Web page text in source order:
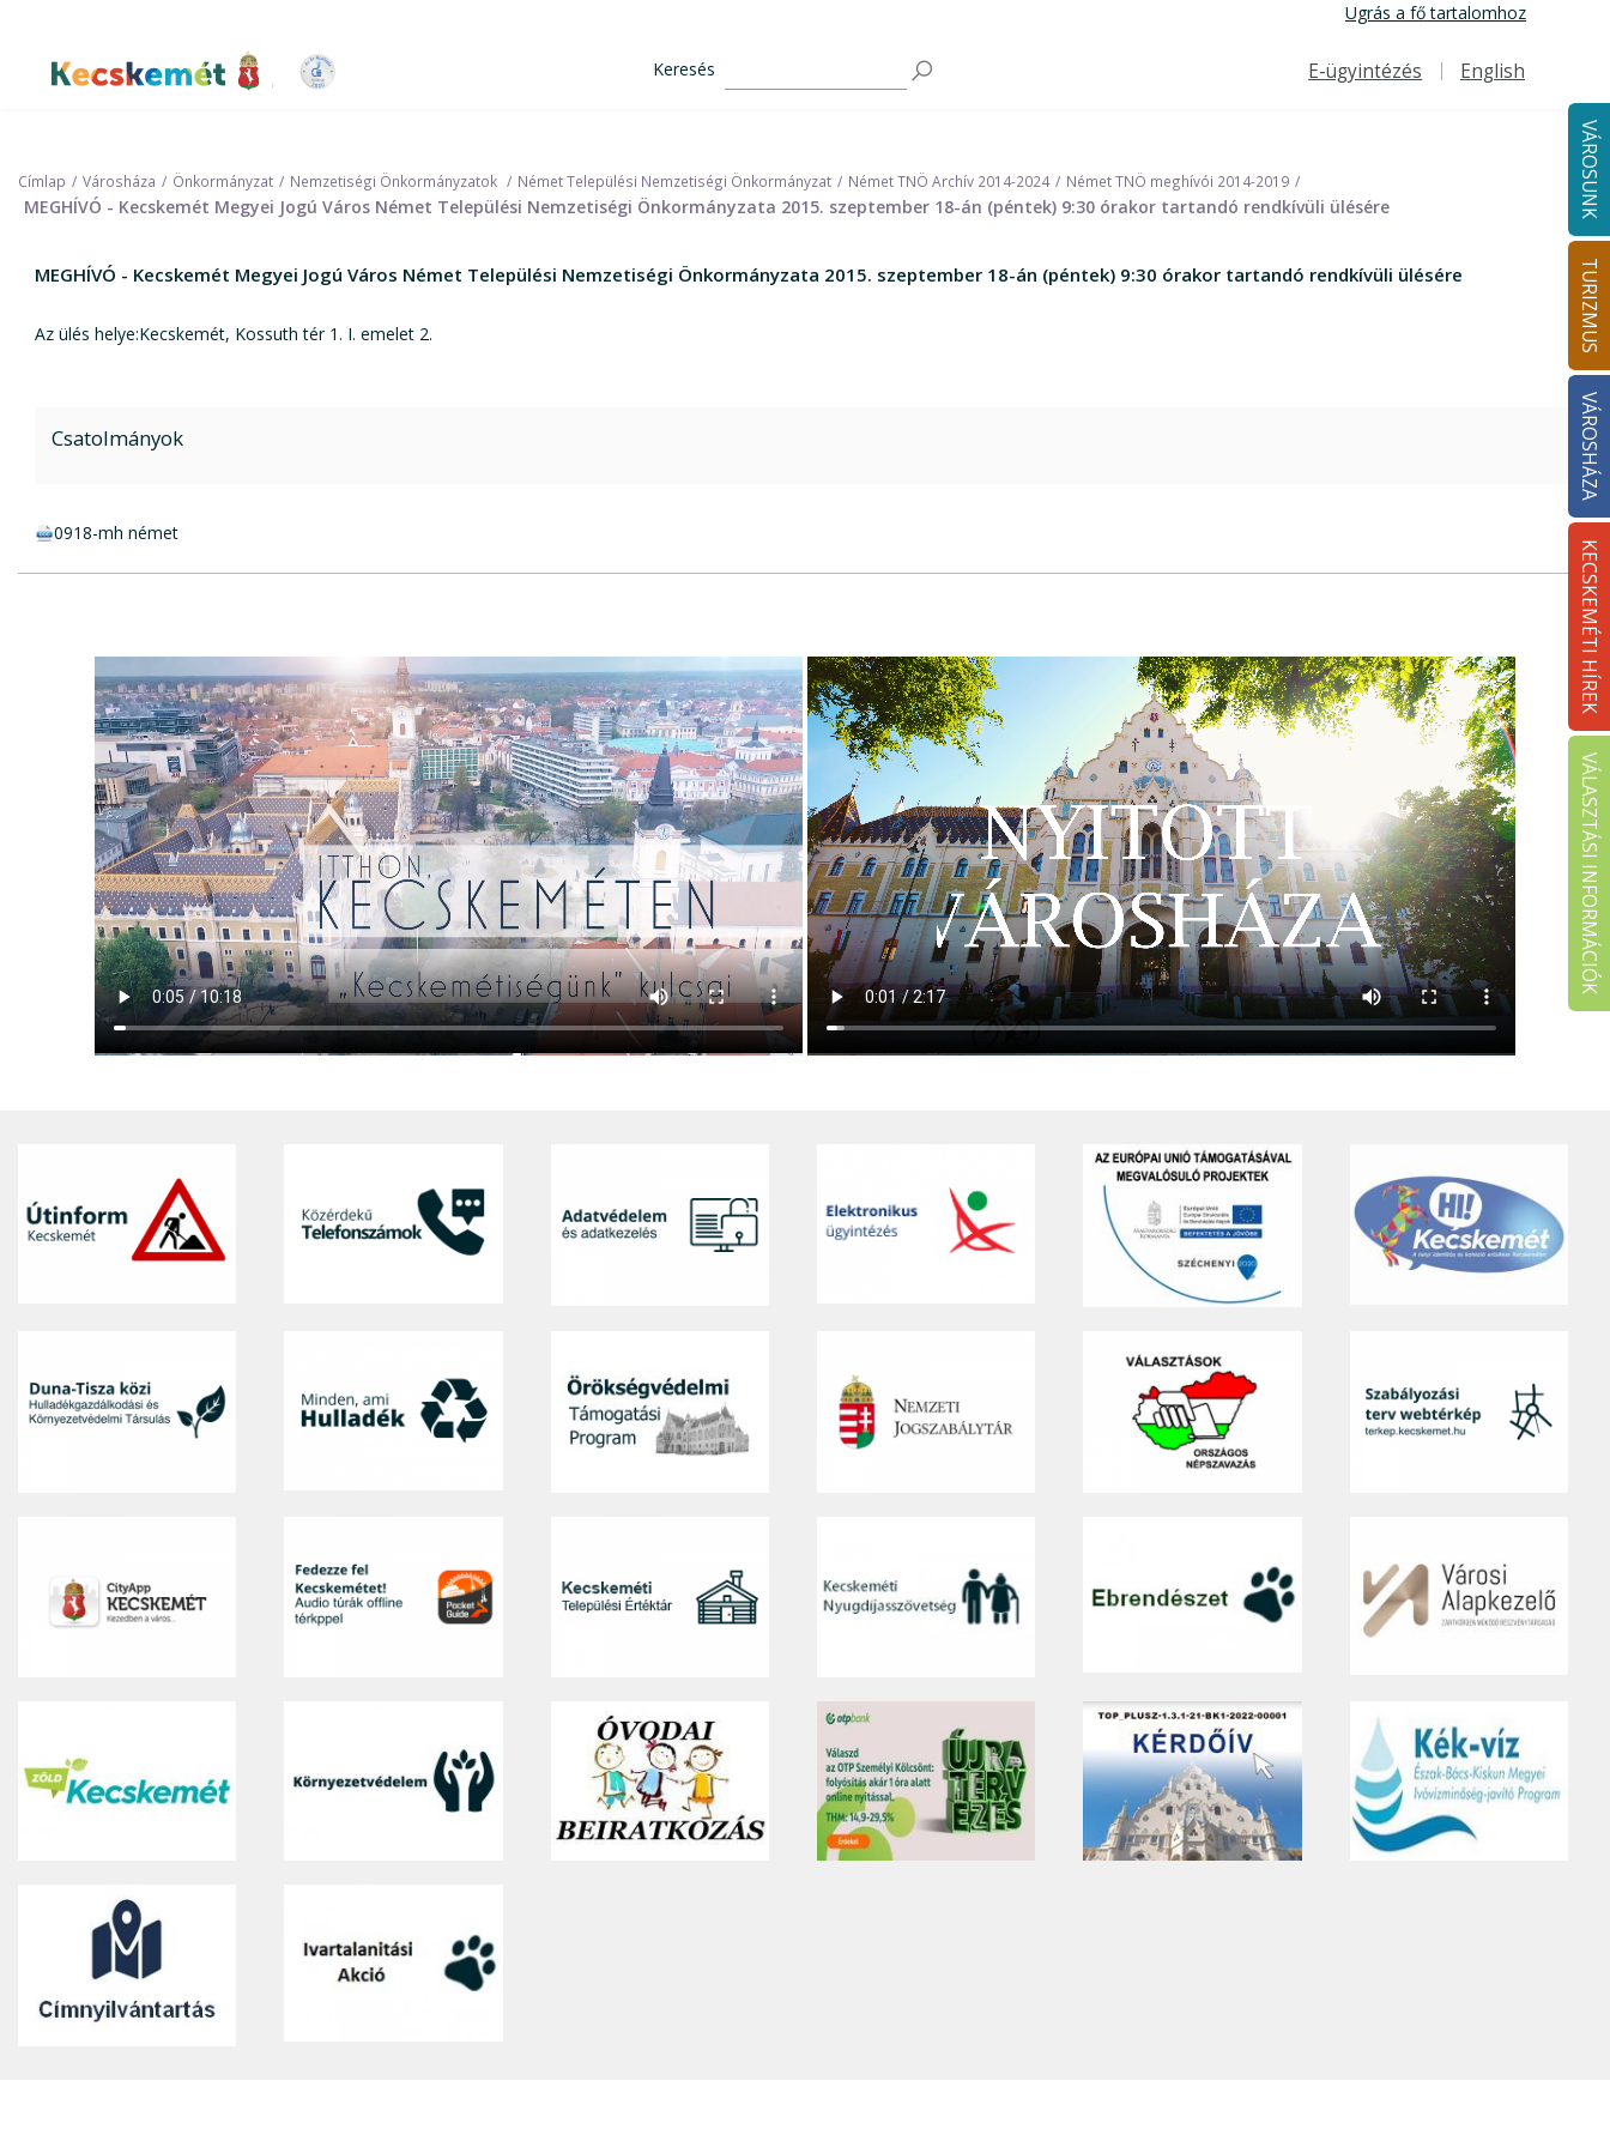
tartalomra
Ugrás a fő tartalomhoz
Kecskemét Város Honlapja
Keresés
Felső navigáció
E-ügyintézés English
VÁROSUNK
TURIZMUS
VÁROSHÁZA
KECSKEMÉTI HÍREK
VÁLASZTÁSI INFORMÁCIÓK
Címlap Városháza Önkormányzat Nemzetiségi Önkormányzatok Német Települési Nemzetiségi Önkormányzat Német TNÖ Archív 2014-2024 Német TNÖ meghívói 2014-2019
MEGHÍVÓ - Kecskemét Megyei Jogú Város Német Települési Nemzetiségi Önkormányzata 2015. szeptember 18-án (péntek) 9:30 órakor tartandó rendkívüli ülésére
MEGHÍVÓ - Kecskemét Megyei Jogú Város Német Települési Nemzetiségi Önkormányzata 2015. szeptember 18-án (péntek) 9:30 órakor tartandó rendkívüli ülésére
Az ülés helye:Kecskemét, Kossuth tér 1. I. emelet 2.
Csatolmányok
doc csatolmány:
0918-mh német